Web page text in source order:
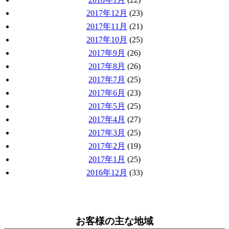
2017年12月 (23)
2017年11月 (21)
2017年10月 (25)
2017年9月 (26)
2017年8月 (26)
2017年7月 (25)
2017年6月 (23)
2017年5月 (25)
2017年4月 (27)
2017年3月 (25)
2017年2月 (19)
2017年1月 (25)
2016年12月 (33)
お客様の主な地域